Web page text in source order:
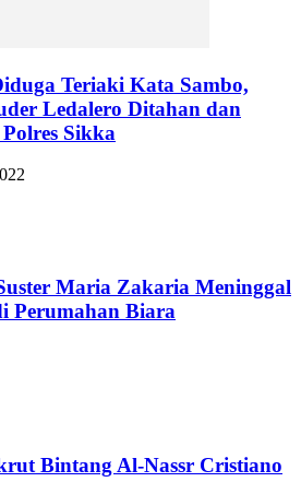
Teriaki Kata Sambo,
Ledalero Ditahan dan
Sikka
Maria Zakaria Meninggal
Perumahan Biara
Bintang Al-Nassr Cristiano